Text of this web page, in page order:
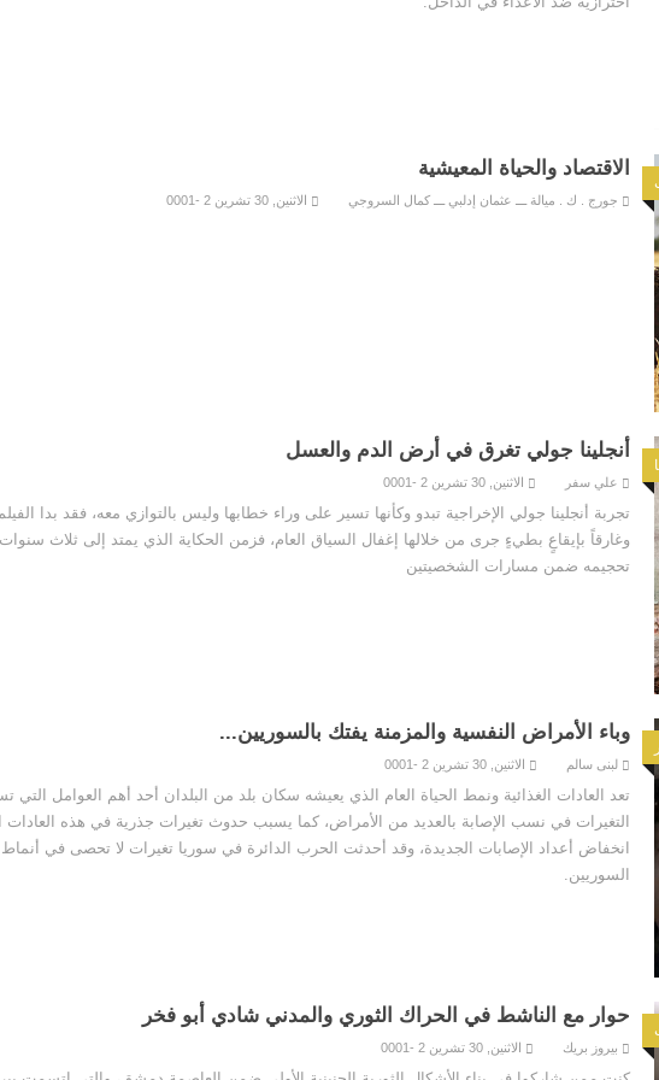
الاقتصاد والحياة المعيشية
جورج . ك . ميالة ـــ عثمان إدلبي ـــ كمال السروجي الاثنين, 30 تشرين 2 -0001
أنجلينا جولي تغرق في أرض الدم والعسل
علي سفر الاثنين, 30 تشرين 2 -0001
تجربة أنجلينا جولي الإخراجية تبدو وكأنها تسير على وراء خطابها وليس بالتوازي معه، فقد بدا
وغارقاً بإيقاعٍ بطيءٍ جرى من خلالها إغفال السياق العام، فزمن الحكاية الذي يمتد إلى ثلاث
تحجيمه ضمن مسارات الشخصيتين
وباء الأمراض النفسية والمزمنة يفتك بالسوريين...
لبنى سالم الاثنين, 30 تشرين 2 -0001
تعد العادات الغذائية ونمط الحياة العام الذي يعيشه سكان بلد من البلدان أحد أهم العوامل التي
التغيرات في نسب الإصابة بالعديد من الأمراض، كما يسبب حدوث تغيرات جذرية في هذه العادات
انخفاض أعداد الإصابات الجديدة، وقد أحدثت الحرب الدائرة في سوريا تغيرات لا تحصى في أنماط
السوريين.
حوار مع الناشط في الحراك الثوري والمدني شادي أبو فخر
بيروز بريك الاثنين, 30 تشرين 2 -0001